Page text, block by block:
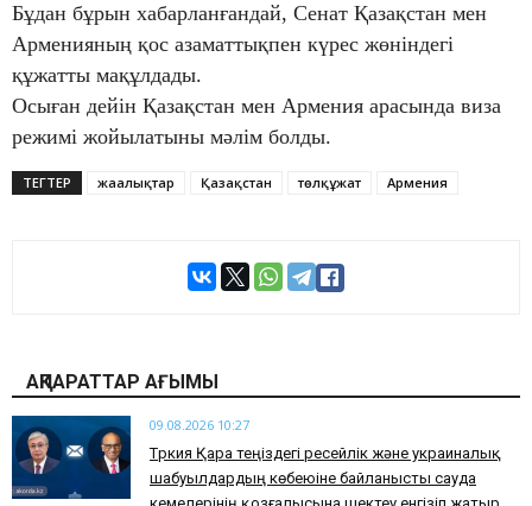
Бұдан бұрын хабарланғандай, Сенат Қазақстан мен
Арменияның қос азаматтықпен күрес жөніндегі
құжатты мақұлдады.
Осыған дейін Қазақстан мен Армения арасында виза
режимі жойылатыны мәлім болды.
ТЕГТЕР жаңалықтар Қазақстан төлқұжат Армения
АҚПАРАТТАР АҒЫМЫ
09.08.2026 10:27
Түркия Қара теңіздегі ресейлік және украиналық
шабуылдардың көбеюіне байланысты сауда